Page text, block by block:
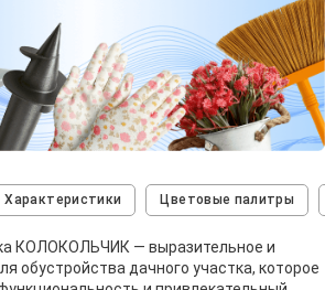
Характеристики Цветовые палитры
КОЛОКОЛЬЧИК — выразительное и
обустройства дачного участка, которое